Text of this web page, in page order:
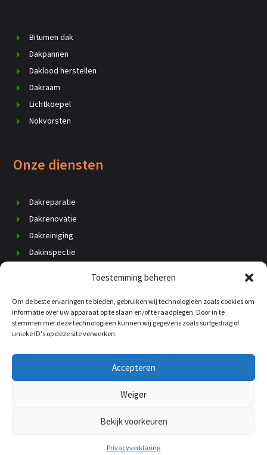
Toestemming beheren
Om de beste ervaringen te bieden, gebruiken wij technologieën zoals cookies om
informatie over uw apparaat op te slaan en/of te raadplegen. Door in te
stemmen met deze technologieën kunnen wij gegevens zoals surfgedrag of
unieke ID's op deze site verwerken.
Accepteren
Weiger
Bekijk voorkeuren
Privacyverklaring
Bitumen dak
Dakpannen
Daklood herstellen
Dakraam
Lichtkoepel
Nokvorsten
Onze diensten
Dakreparatie
Dakrenovatie
Dakreiniging
Dakinspectie
Daklekkage
Dakisolatie
Dakgoten
Kosten dakdekker
sitemap Privacverklaring